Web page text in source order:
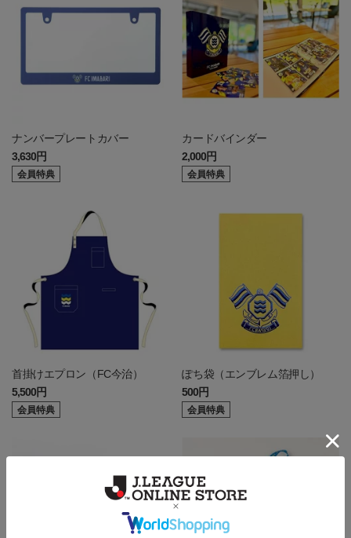
ナンバープレートカバー
3,630円
会員特典
カードバインダー
2,000円
会員特典
首掛けエプロン（FC今治）
5,500円
会員特典
ぽち袋（エンブレム箔押し）
500円
会員特典